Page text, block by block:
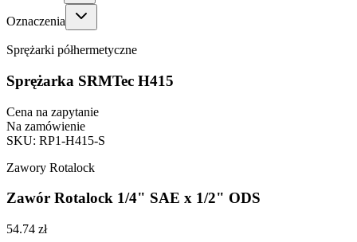
Oznaczenia
Sprężarki półhermetyczne
Sprężarka SRMTec H415
Cena na zapytanie
Na zamówienie
SKU: RP1-H415-S
Zawory Rotalock
Zawór Rotalock 1/4" SAE x 1/2" ODS
54.74 zł